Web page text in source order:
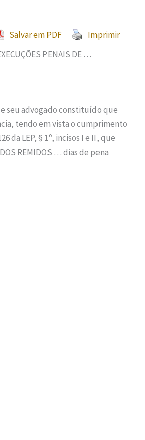
Salvar em PDF
Imprimir
PENAIS DE …
seu advogado constituído que
tendo em vista o cumprimento
da LEP, § 1º, incisos I e II, que
REMIDOS … dias de pena